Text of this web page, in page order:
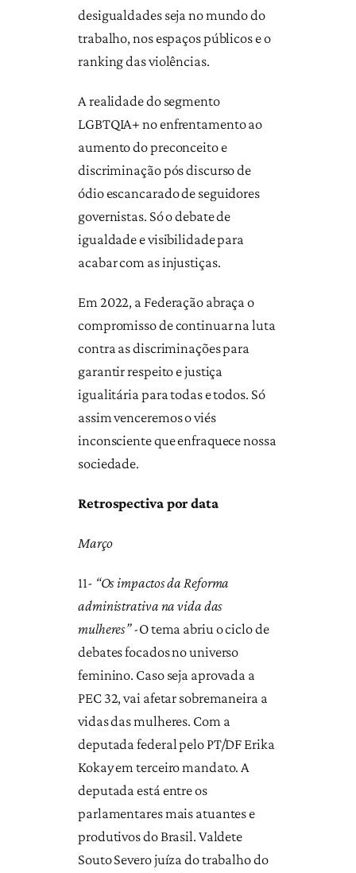
desigualdades seja no mundo do
trabalho, nos espaços públicos e o
ranking das violências.
A realidade do segmento
LGBTQIA+ no enfrentamento ao
aumento do preconceito e
discriminação pós discurso de
ódio escancarado de seguidores
governistas. Só o debate de
igualdade e visibilidade para
acabar com as injustiças.
Em 2022, a Federação abraça o
compromisso de continuar na luta
contra as discriminações para
garantir respeito e justiça
igualitária para todas e todos. Só
assim venceremos o viés
inconsciente que enfraquece nossa
sociedade.
Retrospectiva por data
Março
11- “Os impactos da Reforma
administrativa na vida das
mulheres”-O tema abriu o ciclo de
debates focados no universo
feminino. Caso seja aprovada a
PEC 32, vai afetar sobremaneira a
vidas das mulheres. Com a
deputada federal pelo PT/DF Erika
Kokay em terceiro mandato. A
deputada está entre os
parlamentares mais atuantes e
produtivos do Brasil. Valdete
Souto Severo juíza do trabalho do